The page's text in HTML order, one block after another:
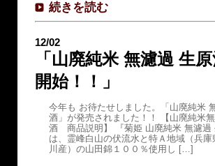
続きを読む
12/02
「山廃純米 無濾過 生
開始！！」
今年も お待たせしました。「山廃純米
酒」が発売されました！！ 【山廃純米
酒 商品説明】 『菊姫 山廃純米 無濾過
は、霊峰白山の伏流水と特Ａ地域（兵庫
川産）の山田錦１００％使用し […]